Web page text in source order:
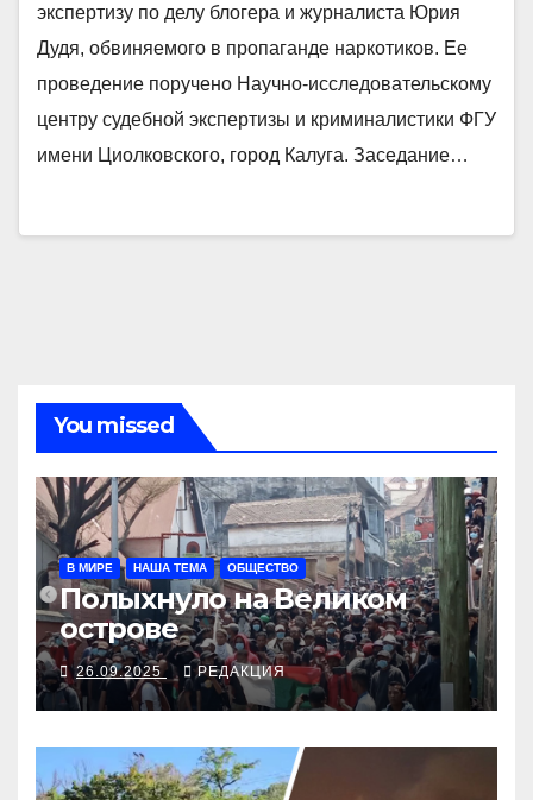
экспертизу по делу блогера и журналиста Юрия
Дудя, обвиняемого в пропаганде наркотиков. Ее
проведение поручено Научно-исследовательскому
центру судебной экспертизы и криминалистики ФГУ
имени Циолковского, город Калуга. Заседание…
You missed
В МИРЕ НАША ТЕМА ОБЩЕСТВО
Полыхнуло на Великом
острове
26.09.2025 РЕДАКЦИЯ